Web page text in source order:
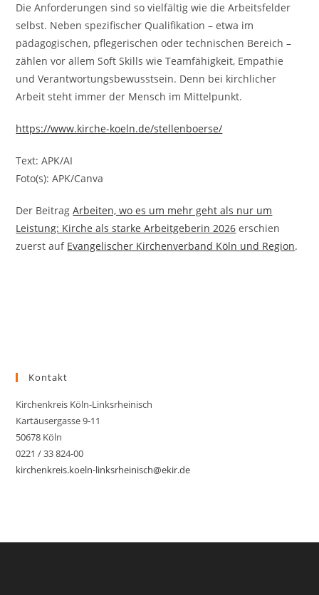
Die Anforderungen sind so vielfältig wie die Arbeitsfelder
selbst. Neben spezifischer Qualifikation – etwa im
pädagogischen, pflegerischen oder technischen Bereich –
zählen vor allem Soft Skills wie Teamfähigkeit, Empathie
und Verantwortungsbewusstsein. Denn bei kirchlicher
Arbeit steht immer der Mensch im Mittelpunkt.
https://www.kirche-koeln.de/stellenboerse/
Text: APK/AI
Foto(s): APK/Canva
Der BeitragArbeiten, wo es um mehr geht als nur um
Leistung: Kirche als starke Arbeitgeberin 2026 erschien
zuerst auf Evangelischer Kirchenverband Köln und Region.
Kontakt
Kirchenkreis Köln-Linksrheinisch
Kartäusergasse 9-11
50678 Köln
0221 / 33 824-00
kirchenkreis.koeln-linksrheinisch@ekir.de